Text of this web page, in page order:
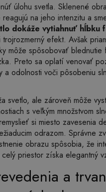
úlohu svetla. Sklenené
na jeho intenzitu a
dokáže vytiahnuť hĺbku
efekt. Avšak
môže spôsobovať blednutie
Preto sa oplatí venovať
a odolnosti voči pôsobeniu
svetlo, ale zároveň môže
s veľkým množstvom
si miesto zavesenia
odrazom. Správne
obrazu spôsobia, že
priestor získa elegantný
a